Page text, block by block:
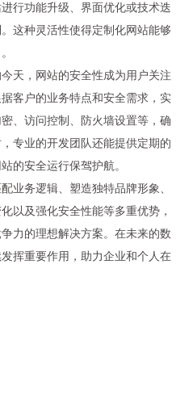
行功能升级、界面优化或技术迭
这种灵活性使得定制化网站能够
天，网站的安全性成为用户关注
客户的业务特点和安全需求，实
、访问控制、防火墙设置等，确
专业的开发团队还能提供定期的
的安全运行保驾护航。
业务逻辑、塑造独特品牌形象、
以及强化安全性能等多重优势，
力的理想解决方案。在未来的数
挥重要作用，助力企业和个人在